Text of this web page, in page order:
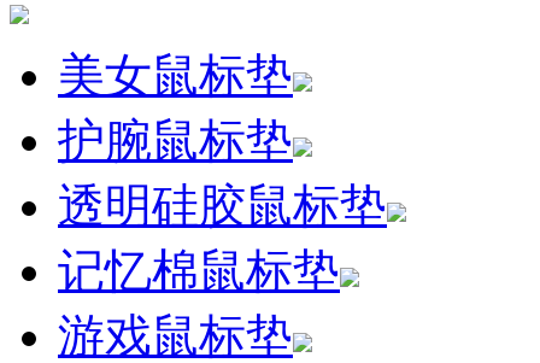
美女鼠标垫
护腕鼠标垫
透明硅胶鼠标垫
记忆棉鼠标垫
游戏鼠标垫